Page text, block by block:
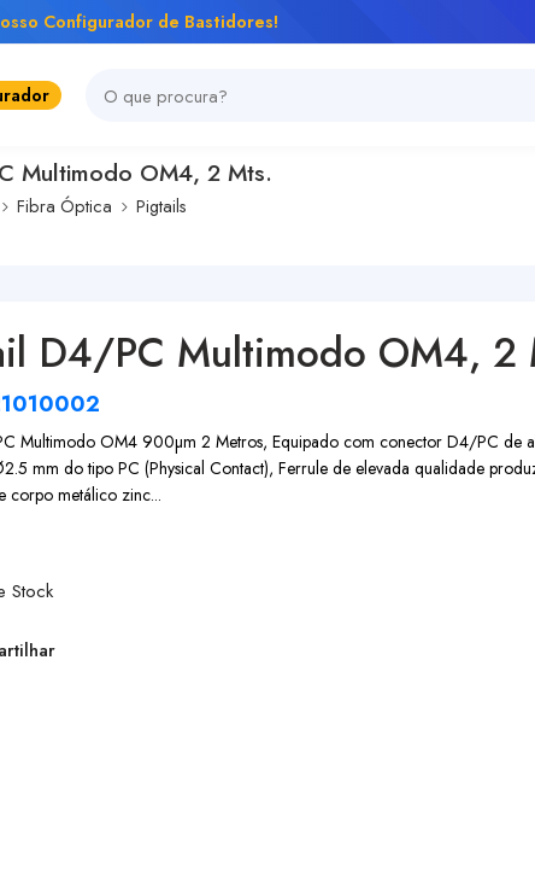
Configurador de Bastidores!
Multimodo OM4, 2 Mts.
Fibra Óptica Pigtails
D4/PC Multimodo OM4, 2
Multimodo OM4 900µm 2 Metros, Equipado com conector D4/PC de
mm do tipo PC (Physical Contact), Ferrule de elevada qualidade
corpo metálico zinc...
Stock